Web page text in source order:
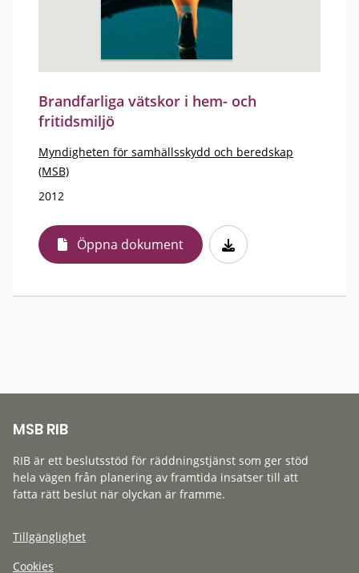
Brandfarliga vätskor i hem- och
fritidsmiljö
Myndigheten för samhällsskydd och beredskap
(MSB)
2012
Öppna dokument
MSB RIB
RIB är ett beslutsstöd för räddningstjänst som ger stöd
hela vägen från planering av framtida insatser till att
fatta rätt beslut när olyckan är framme.
Tillgänglighet
Cookies